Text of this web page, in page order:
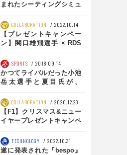
まれたシーティングシミュ
編 COLLABORATION
2022.10.14
【プレゼントキャンペー
ン】関口雄飛選手 × RDS
SPORTS
2018.09.14
かつてライバルだった小池
岳太選手と夏目氏が、
COLLABORATION
2020.12.23
【F1】クリスマス&ニュー
イヤープレゼントキャンペ
ファタウリ・ホンダ × RDS
TECHNOLOGY
2022.10.31
遂に発表された『bespo』